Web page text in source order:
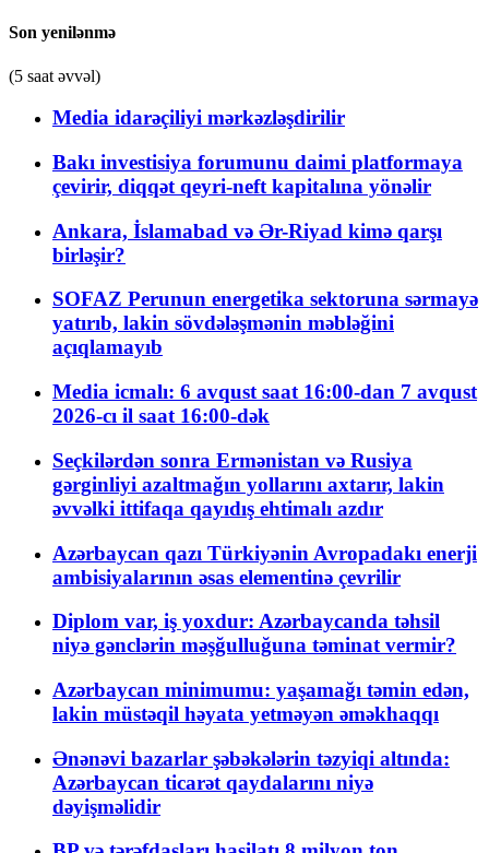
Son yenilənmə
(5 saat əvvəl)
Media idarəçiliyi mərkəzləşdirilir
Bakı investisiya forumunu daimi platformaya
çevirir, diqqət qeyri-neft kapitalına yönəlir
Ankara, İslamabad və Ər-Riyad kimə qarşı
birləşir?
SOFAZ Perunun energetika sektoruna sərmayə
yatırıb, lakin sövdələşmənin məbləğini
açıqlamayıb
Media icmalı: 6 avqust saat 16:00-dan 7 avqust
2026-cı il saat 16:00-dək
Seçkilərdən sonra Ermənistan və Rusiya
gərginliyi azaltmağın yollarını axtarır, lakin
əvvəlki ittifaqa qayıdış ehtimalı azdır
Azərbaycan qazı Türkiyənin Avropadakı enerji
ambisiyalarının əsas elementinə çevrilir
Diplom var, iş yoxdur: Azərbaycanda təhsil
niyə gənclərin məşğulluğuna təminat vermir?
Azərbaycan minimumu: yaşamağı təmin edən,
lakin müstəqil həyata yetməyən əməkhaqqı
Ənənəvi bazarlar şəbəkələrin təzyiqi altında:
Azərbaycan ticarət qaydalarını niyə
dəyişməlidir